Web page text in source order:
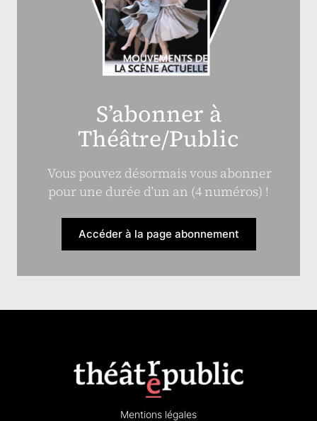
S’abonner à
Théâtre/Public
Vous pouvez désormais vous abonner
pour une durée d’un an (4 numéros) !
Accéder à la page abonnement
Mentions légales